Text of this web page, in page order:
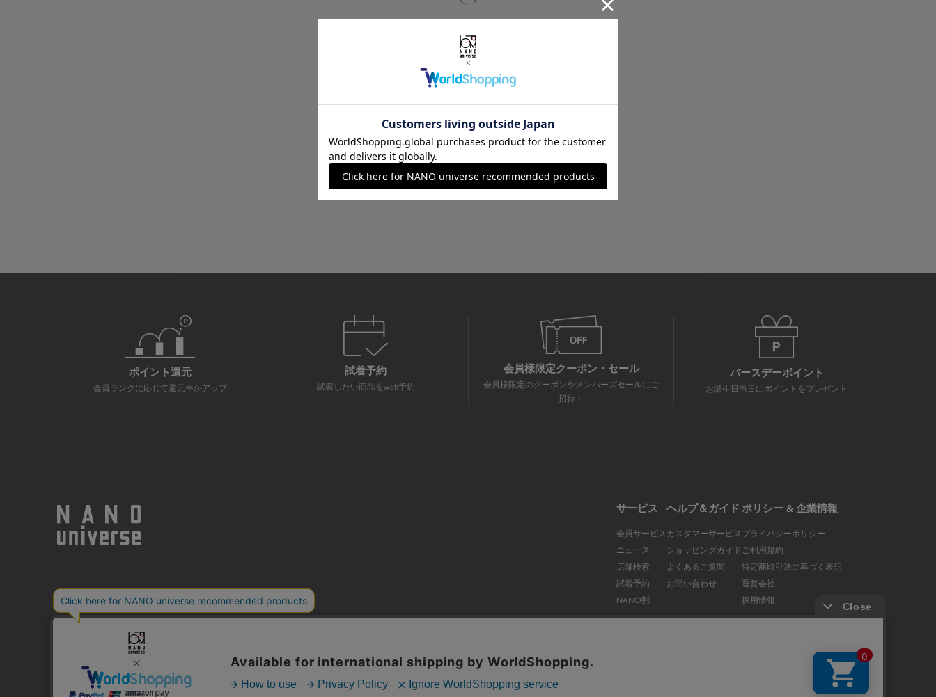
ポイント還元
会員ランクに応じて還元率がアップ
試着予約
試着したい商品をweb予約
会員様限定クーポン・セール
会員様限定のクーポンやメンバーズセールにご
招待！
バースデーポイント
お誕生日当日にポイントをプレゼント
サービス
会員サービス
ニュース
店舗検索
試着予約
NANO割
ヘルプ＆ガイド
カスタマーサービス
ショッピングガイド
よくあるご質問
お問い合わせ
ポリシー & 企業情報
プライバシーポリシー
ご利用規約
特定商取引法に基づく表記
運営会社
採用情報